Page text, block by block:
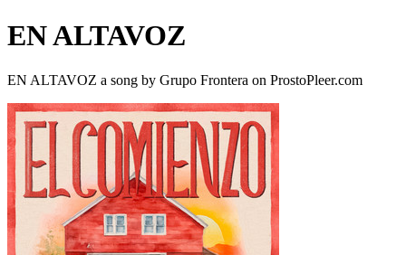
EN ALTAVOZ
EN ALTAVOZ a song by Grupo Frontera on ProstoPleer.com